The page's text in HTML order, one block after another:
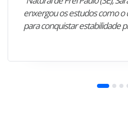
enxergou os estudos como
para conquistar estabilidade